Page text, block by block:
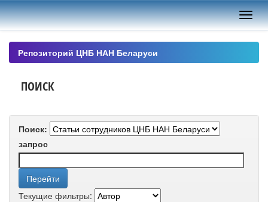
Skip
navigation
Репозиторий ЦНБ НАН Беларуси
ПОИСК
Поиск:
запрос
Текущие фильтры: